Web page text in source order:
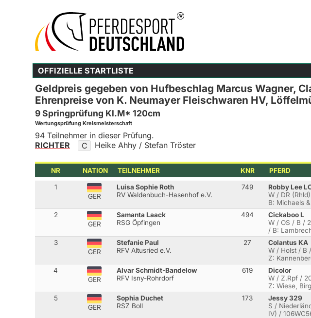
OFFIZIELLE STARTLISTE
Geldpreis gegeben von Hufbeschlag Marcus Wagner,
Ehrenpreise von K. Neumayer Fleischwaren HV,
9 Springprüfung Kl.M* 120cm
Wertungsprüfung Kreismeisterschaft
94 Teilnehmer in dieser Prüfung.
RICHTER
C Heike Ahhy / Stefan Tröster
NR NATION TEILNEHMER KNR PFERD
1
GER
Luisa Sophie Roth
RV Waldenbuch-Hasenhof e.V.
749
Robby Lee
W / DR
B: Michaels
2
GER
Samanta Laack
RSG Öpfingen
494
Cickaboo L
W / OS / B /
/ B:
3
GER
Stefanie Paul
RFV Altusried e.V.
27
Colantus KA
W / Holst / B
Z:
4
GER
Alvar Schmidt-Bandelow
RFV Isny-Rohrdorf
619
Dicolor
W / Z.Rpf /
Z: Wiese,
5
GER
Sophia Duchet
RSZ Boll
173
Jessy 329
S /
IV) /